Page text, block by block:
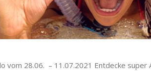
vom 28.06. – 11.07.2021 Entdecke